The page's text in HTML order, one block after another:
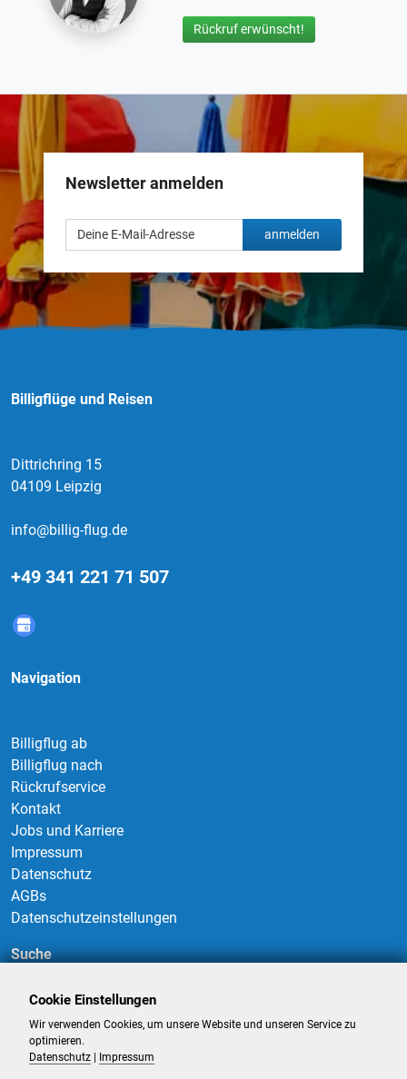
Rückruf erwünscht!
Newsletter anmelden
anmelden
Billigflüge und Reisen
Dittrichring 15
04109 Leipzig
info@billig-flug.de
+49 341 221 71 507
Navigation
Billigflug ab
Billigflug nach
Rückrufservice
Kontakt
Jobs und Karriere
Impressum
Datenschutz
AGBs
Datenschutzeinstellungen
Suche
Suchen
Cookie Einstellungen
Wir verwenden Cookies, um unsere Website und unseren Service zu
optimieren.
Datenschutz
Impressum